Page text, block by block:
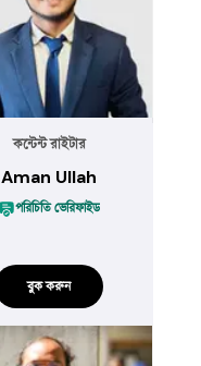
কন্টেন্ট রাইটার
Aman Ullah
পরিচিতি ভেরিফাইড
বুক করুন